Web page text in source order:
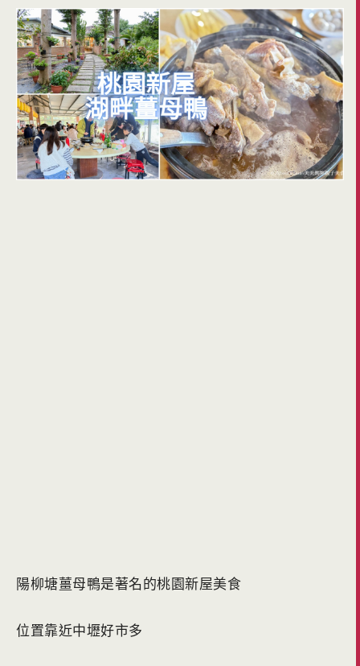
陽柳塘薑母鴨是著名的桃園新屋美食
位置靠近中壢好市多